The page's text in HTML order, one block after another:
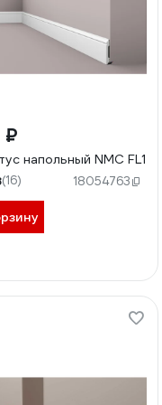
₽
напольный NMC FL1
(16) 18054763